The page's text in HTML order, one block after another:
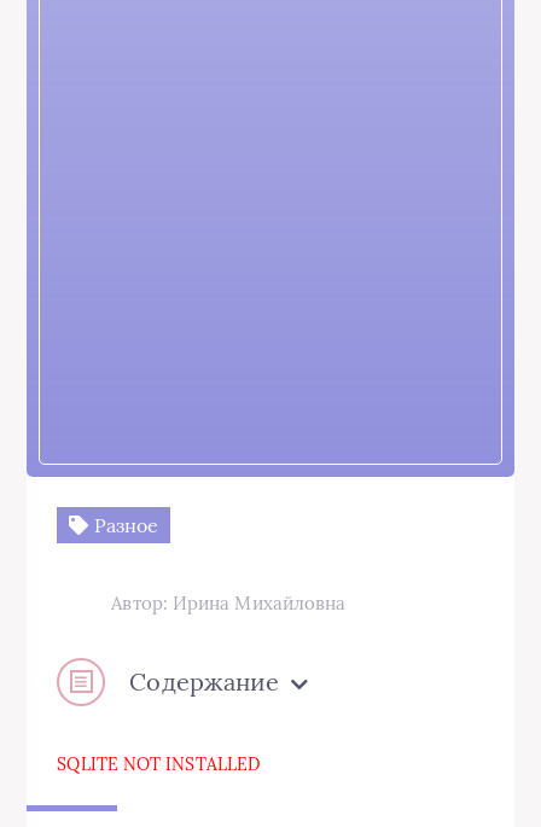
Разное
Автор: Ирина Михайловна
Содержание
SQLITE NOT INSTALLED